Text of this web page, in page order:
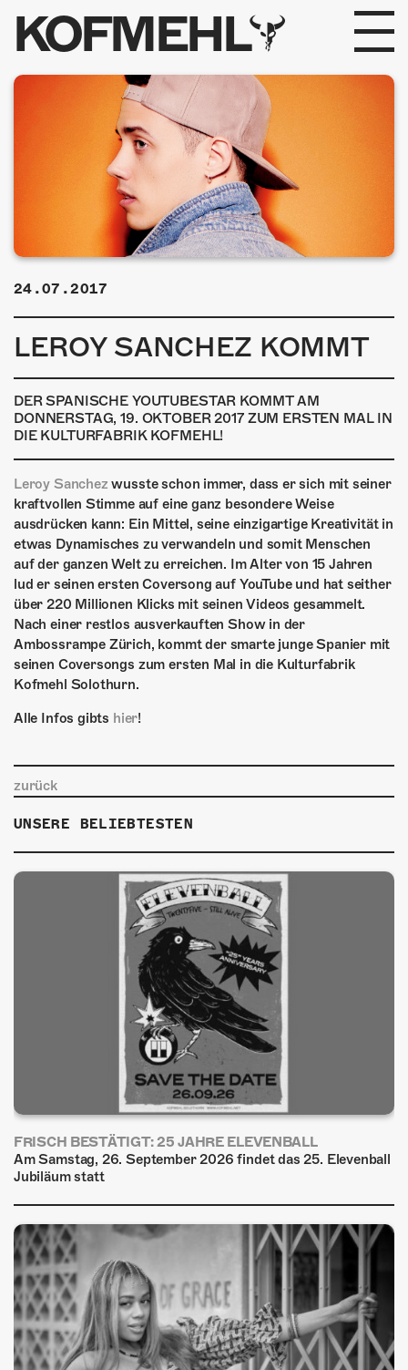
KOFMEHL
PROGRAMM
FABRIKGEFLÜSTER
GALERIE
FOTOGALERIE
INFOS
ÜBER UNS
SHOP
MITMACHEN
24.07.2017
LEROY SANCHEZ KOMMT
DER SPANISCHE YOUTUBESTAR KOMMT AM
DONNERSTAG, 19. OKTOBER 2017 ZUM ERSTEN MAL IN
DIE KULTURFABRIK KOFMEHL!
Leroy Sanchez wusste schon immer, dass er sich mit seiner
kraftvollen Stimme auf eine ganz besondere Weise
ausdrücken kann: Ein Mittel, seine einzigartige Kreativität in
etwas Dynamisches zu verwandeln und somit Menschen
auf der ganzen Welt zu erreichen. Im Alter von 15 Jahren
lud er seinen ersten Coversong auf YouTube und hat seither
über 220 Millionen Klicks mit seinen Videos gesammelt.
Nach einer restlos ausverkauften Show in der
Ambossrampe Zürich, kommt der smarte junge Spanier mit
seinen Coversongs zum ersten Mal in die Kulturfabrik
Kofmehl Solothurn.
Alle Infos gibts hier!
zurück
UNSERE BELIEBTESTEN
FRISCH BESTÄTIGT: 25 JAHRE ELEVENBALL
Am Samstag, 26. September 2026 findet das 25. Elevenball
Jubiläum statt